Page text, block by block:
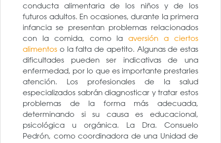
conducta alimentaria de los niños y de los
futuros adultos. En ocasiones, durante la primera
infancia se presentan problemas relacionados
con la comida, como laaversión a ciertos
alimentos o la falta de apetito. Algunas de estas
dificultades pueden ser indicativas de una
enfermedad, por lo que es importante prestarles
atención. Los profesionales de la salud
especializados sabrán diagnosticar y tratar estos
problemas de la forma más adecuada,
determinando si su causa es educacional,
psicológica u orgánica. La Dra. Consuelo
Pedrón, como coordinadora de una Unidad de